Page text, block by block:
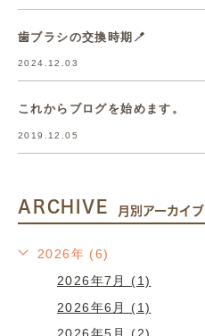
歯ブラシの交換時期🪥
2024.12.03
これからブログを始めます。
2019.12.05
ARCHIVE 月別アーカイブ
2026年 (6)
2026年7月 (1)
2026年6月 (1)